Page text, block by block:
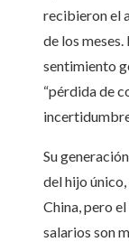
recibieron el
de los meses.
sentimiento
“pérdida de
Su
del hijo
China, pero
salarios son